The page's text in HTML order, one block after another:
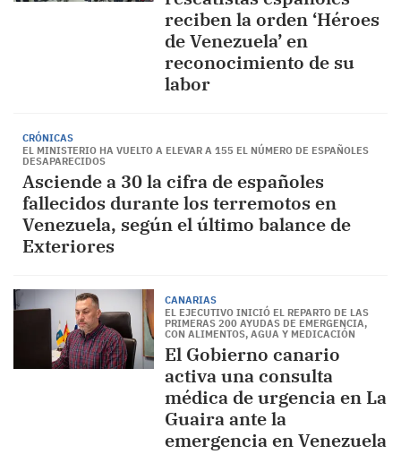
reciben la orden ‘Héroes
de Venezuela’ en
reconocimiento de su
labor
CRÓNICAS
EL MINISTERIO HA VUELTO A ELEVAR A 155 EL NÚMERO DE ESPAÑOLES
DESAPARECIDOS
Asciende a 30 la cifra de españoles
fallecidos durante los terremotos en
Venezuela, según el último balance de
Exteriores
CANARIAS
EL EJECUTIVO INICIÓ EL REPARTO DE LAS
PRIMERAS 200 AYUDAS DE EMERGENCIA,
CON ALIMENTOS, AGUA Y MEDICACIÓN
El Gobierno canario
activa una consulta
médica de urgencia en La
Guaira ante la
emergencia en Venezuela